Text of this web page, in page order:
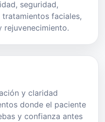
seguridad,
faciales,
rejuvenecimiento.
y claridad
donde el paciente
y confianza antes